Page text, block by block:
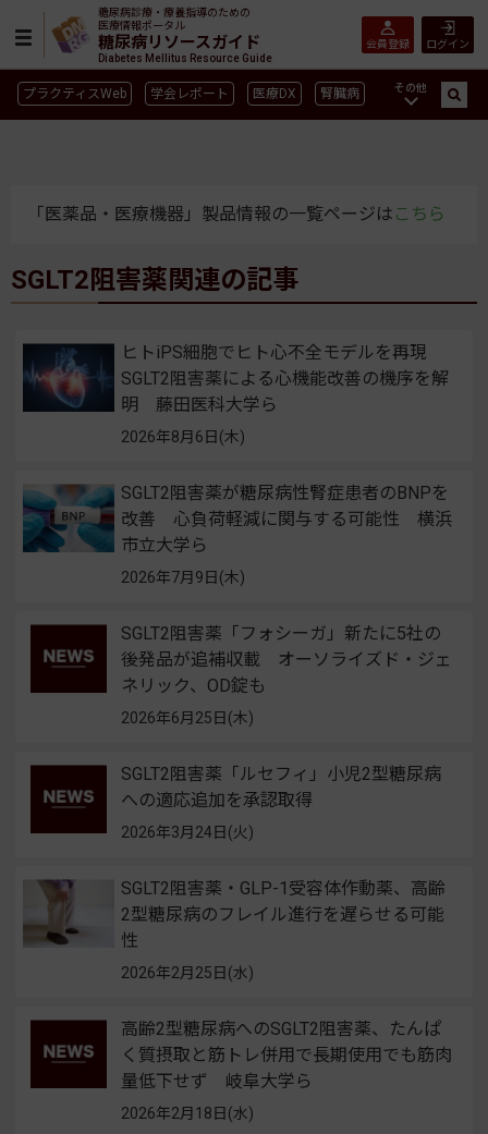
糖尿病診療・療養指導のための
医療情報ポータル
糖尿病リソースガイド
Diabetes Mellitus Resource Guide
ログイン
会員登録
プラクティスWeb 学会レポート 医療DX 腎臓病
インスリン製剤 薬物療法 食事療法 運動療法
その他
「医薬品・医療機器」製品情報の一覧ページは こちら
SGLT2阻害薬関連の記事
ヒトiPS細胞でヒト心不全モデルを再現
SGLT2阻害薬による心機能改善の機序を解
明 藤田医科大学ら
2026年8月6日(木)
SGLT2阻害薬が糖尿病性腎症患者のBNPを
改善 心負荷軽減に関与する可能性 横浜
市立大学ら
2026年7月9日(木)
SGLT2阻害薬「フォシーガ」新たに5社の
後発品が追補収載 オーソライズド・ジェ
ネリック、OD錠も
2026年6月25日(木)
SGLT2阻害薬「ルセフィ」小児2型糖尿病
への適応追加を承認取得
2026年3月24日(火)
SGLT2阻害薬・GLP-1受容体作動薬、高齢
2型糖尿病のフレイル進行を遅らせる可能
性
2026年2月25日(水)
高齢2型糖尿病へのSGLT2阻害薬、たんぱ
く質摂取と筋トレ併用で長期使用でも筋肉
量低下せず 岐阜大学ら
2026年2月18日(水)